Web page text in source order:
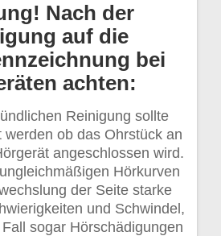
! Nach der
auf die
bei
achten:
Reinigung sollte
werden ob das Ohrstück an
angeschlossen wird.
Hörkurven
der Seite starke
und Schwindel,
sogar Hörschädigungen